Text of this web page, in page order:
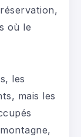
où le
les
mais les